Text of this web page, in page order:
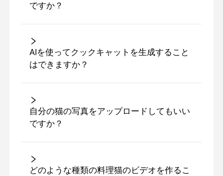
ですか？
AIを使ってクックキャットを生成すること
はできますか？
自分の猫の写真をアップロードしてもいい
ですか？
どのような種類の料理猫のビデオを作るこ